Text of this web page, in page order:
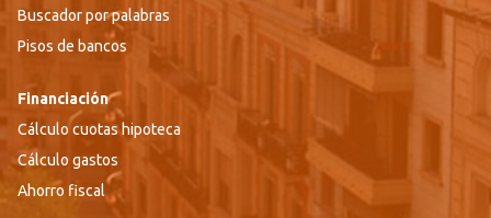
Buscador por palabras
Pisos de bancos
Financiación
Cálculo cuotas hipoteca
Cálculo gastos
Ahorro fiscal